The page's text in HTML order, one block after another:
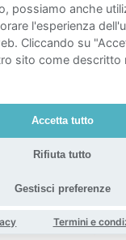
Berlin Mitte
Topographie
possiamo anche
l'esperienza
Cliccando su
sito come descritto
Accetta tutto
Rifiuta tutto
Gestisci preferenze
Termini e